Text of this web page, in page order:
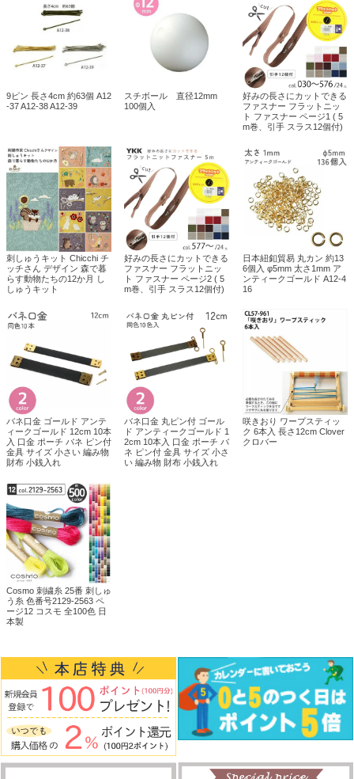
9ピン 長さ4cm 約63個 A12
-37 A12-38 A12-39
スチボール 直径12mm
100個入
好みの長さにカットできる
ファスナー フラットニッ
ト ファスナー ページ1 ( 5
m巻、引手 スラス12個付)
刺しゅうキット Chicchi チ
ッチさん デザイン 森で暮
らす動物たちの12か月 し
しゅうキット
好みの長さにカットできる
ファスナー フラットニッ
ト ファスナー ページ2 ( 5
m巻、引手 スラス12個付)
日本紐釦貿易 丸カン 約13
6個入 φ5mm 太さ1mm ア
ンティークゴールド A12-4
16
バネ口金 ゴールド アンテ
ィークゴールド 12cm 10本
入 口金 ポーチ バネ ピン付
金具 サイズ 小さい 編み物
財布 小銭入れ
バネ口金 丸ピン付 ゴール
ド アンティークゴールド 1
2cm 10本入 口金 ポーチ バ
ネ ピン付 金具 サイズ 小さ
い 編み物 財布 小銭入れ
咲きおり ワープスティッ
ク 6本入 長さ12cm Clover
クロバー
Cosmo 刺繍糸 25番 刺しゅ
う糸 色番号2129-2563 ペ
ージ12 コスモ 全100色 日
本製